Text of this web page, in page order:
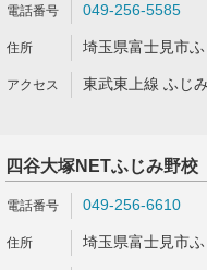
049-256-5585
埼玉県富士見市
東武東上線 ふじ
四谷大塚NETふじみ野校
049-256-6610
埼玉県富士見市